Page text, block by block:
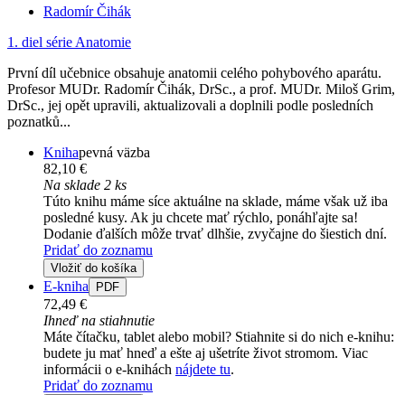
Radomír Čihák
1. diel série Anatomie
První díl učebnice obsahuje anatomii celého pohybového aparátu.
Profesor MUDr. Radomír Čihák, DrSc., a prof. MUDr. Miloš Grim,
DrSc., jej opět upravili, aktualizovali a doplnili podle posledních
poznatků...
Knihapevná väzba
82,10 €
Na sklade 2 ks
Túto knihu máme síce aktuálne na sklade, máme však už iba
posledné kusy. Ak ju chcete mať rýchlo, ponáhľajte sa!
Dodanie ďalších môže trvať dlhšie, zvyčajne do šiestich dní.
Pridať do zoznamu
Vložiť do košíka
E-kniha PDF
72,49 €
Ihneď na stiahnutie
Máte čítačku, tablet alebo mobil? Stiahnite si do nich e-knihu:
budete ju mať hneď a ešte aj ušetríte život stromom. Viac
informácii o e-knihách nájdete tu.
Pridať do zoznamu